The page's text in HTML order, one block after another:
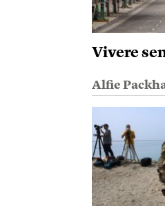
Vivere
Alfie